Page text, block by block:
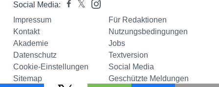
Social Media:
Impressum
Für Redaktionen
Kontakt
Nutzungsbedingungen
Akademie
Jobs
Datenschutz
Textversion
Cookie-Einstellungen
Social Media
Sitemap
Geschützte Meldungen